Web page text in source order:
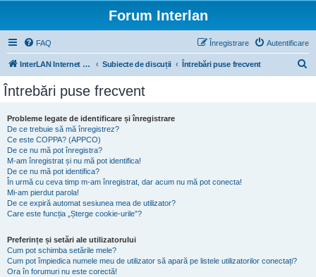
Forum Interlan
FAQ Autentificare
Înregistrare
InterLAN Internet Exchange Subiecte de discuții Întrebări puse frecvent
Întrebări puse frecvent
Probleme legate de identificare și înregistrare
De ce trebuie să mă înregistrez?
Ce este COPPA? (APPCO)
De ce nu mă pot înregistra?
M-am înregistrat și nu mă pot identifica!
De ce nu mă pot identifica?
În urmă cu ceva timp m-am înregistrat, dar acum nu mă pot conecta!
Mi-am pierdut parola!
De ce expiră automat sesiunea mea de utilizator?
Care este funcția „Șterge cookie-urile”?
Preferințe și setări ale utilizatorului
Cum pot schimba setările mele?
Cum pot împiedica numele meu de utilizator să apară pe listele utilizatorilor conectați?
Ora în forumuri nu este corectă!